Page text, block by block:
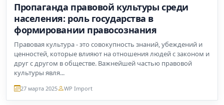
Пропаганда правовой культуры среди
населения: роль государства в
формировании правосознания
Правовая культура - это совокупность знаний, убеждений и
ценностей, которые влияют на отношения людей с законом и
друг с другом в обществе. Важнейшей частью правовой
культуры явля...
27 марта 2025 WP Import